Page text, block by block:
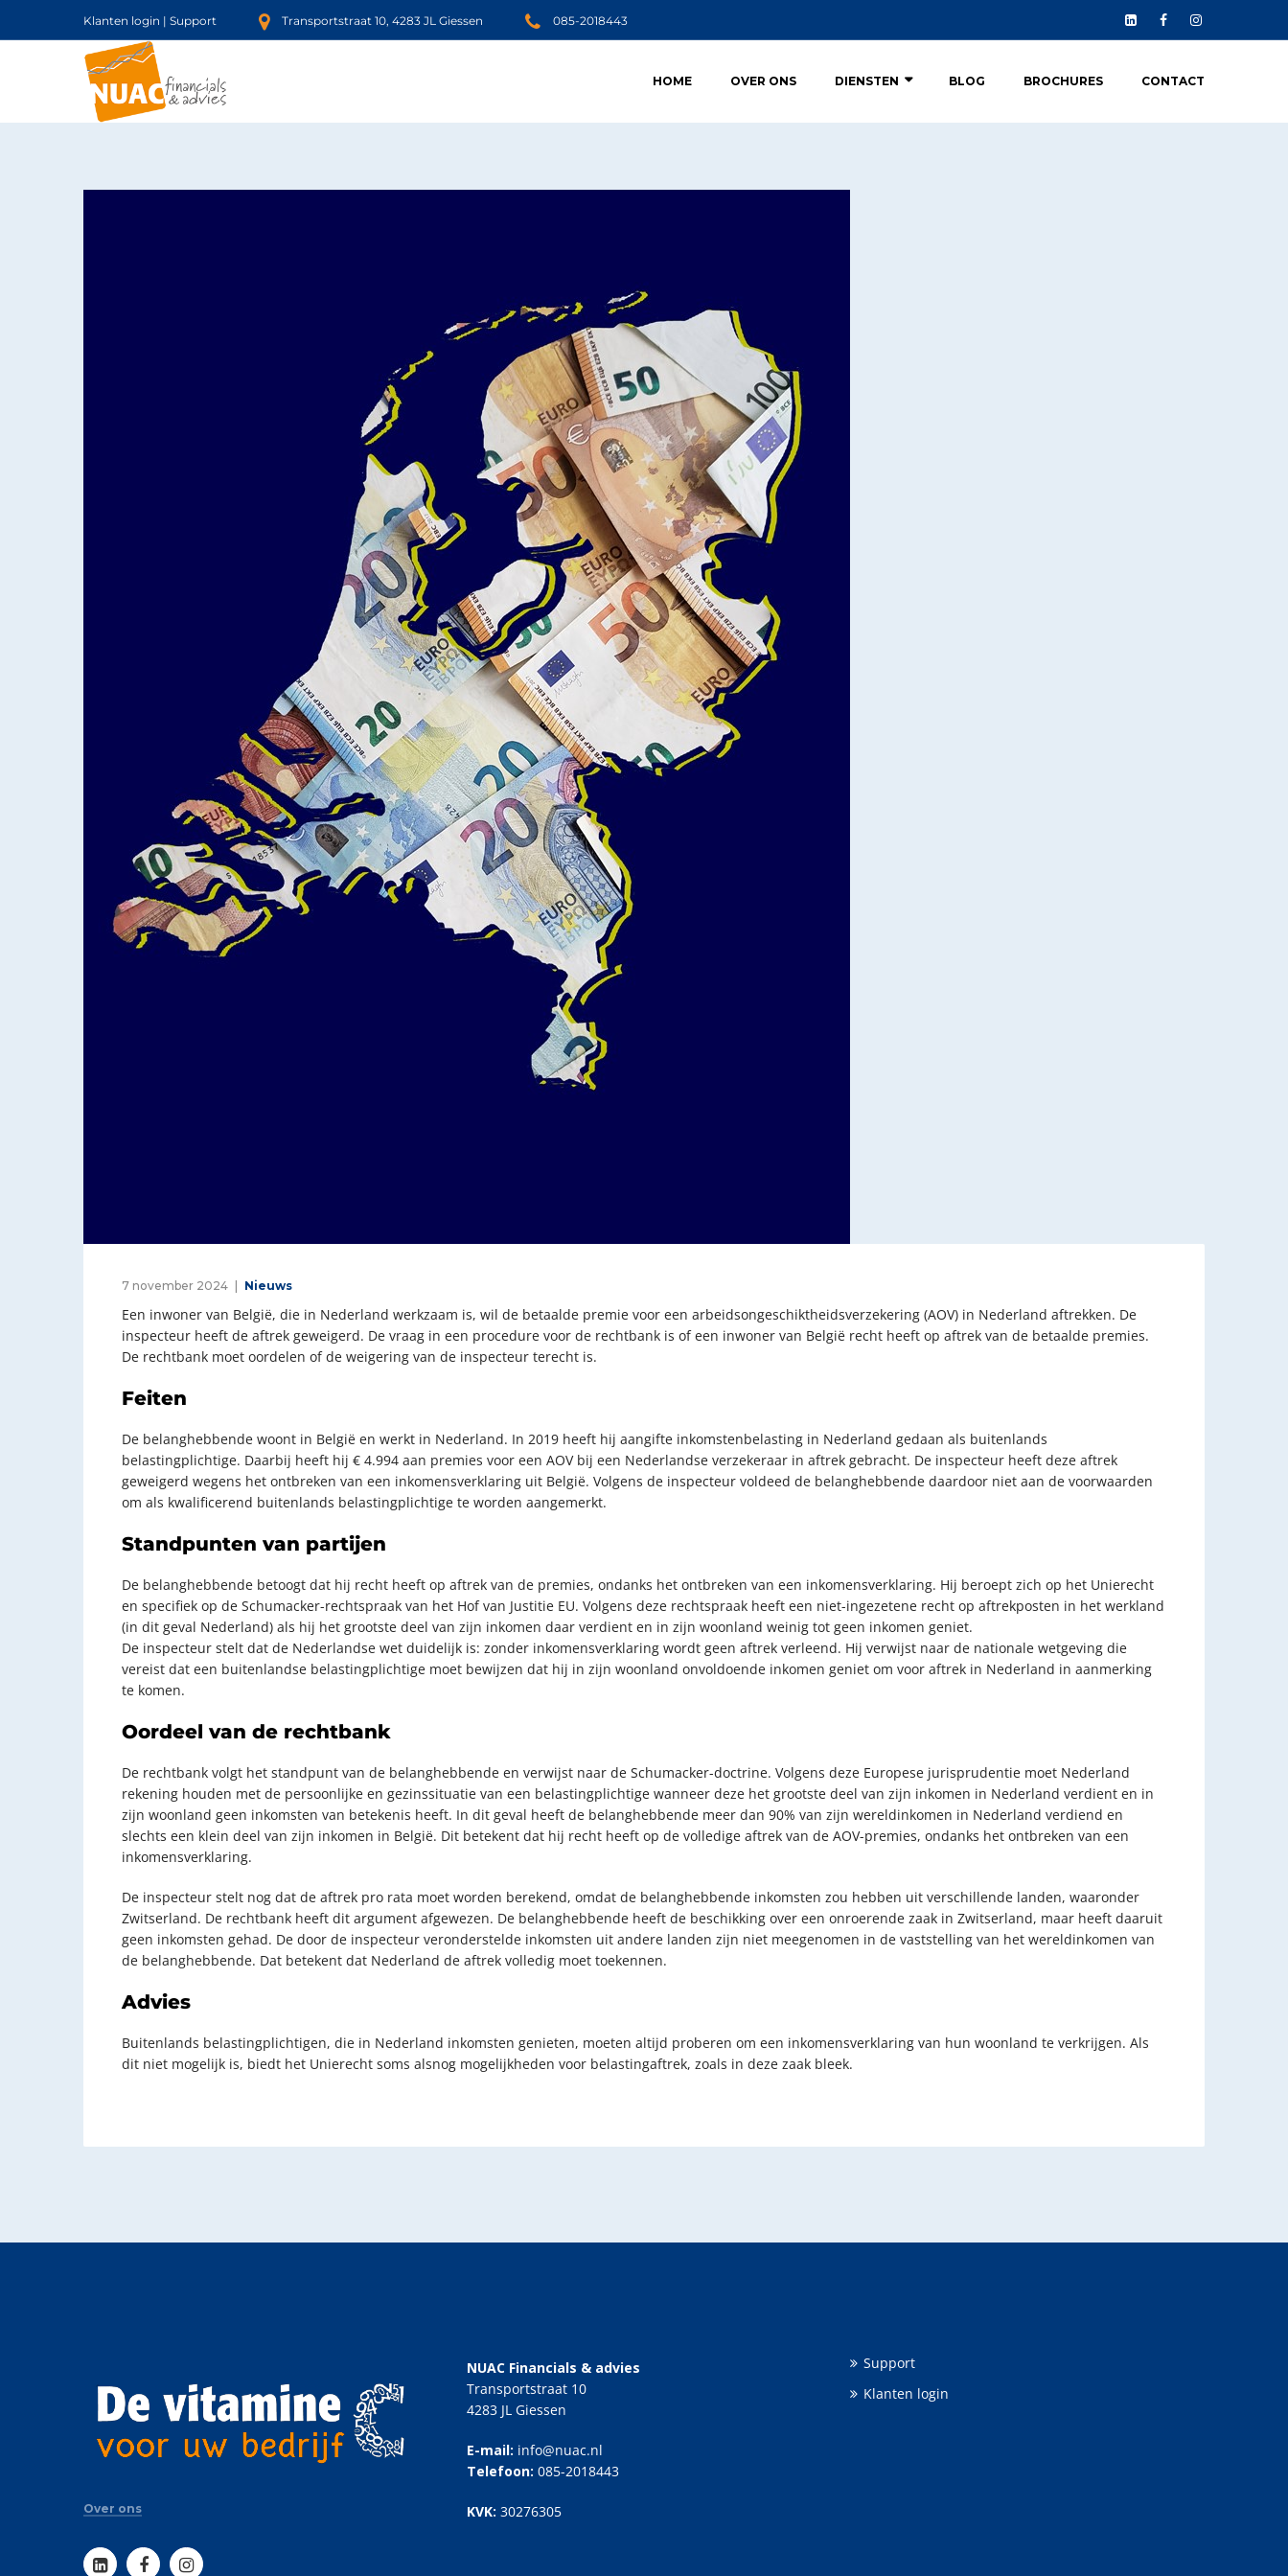
Klanten login | Support Transportstraat 10, 4283 JL Giessen 085-2018443
HOME OVER ONS DIENSTEN BLOG BROCHURES CONTACT
7 november 2024 Nieuws
Een inwoner van België, die in Nederland werkzaam is, wil de betaalde premie voor een arbeidsongeschiktheidsverzekering (AOV) in Nederland aftrekken. De
inspecteur heeft de aftrek geweigerd. De vraag in een procedure voor de rechtbank is of een inwoner van België recht heeft op aftrek van de betaalde premies.
De rechtbank moet oordelen of de weigering van de inspecteur terecht is.
Feiten
De belanghebbende woont in België en werkt in Nederland. In 2019 heeft hij aangifte inkomstenbelasting in Nederland gedaan als buitenlands
belastingplichtige. Daarbij heeft hij € 4.994 aan premies voor een AOV bij een Nederlandse verzekeraar in aftrek gebracht. De inspecteur heeft deze aftrek
geweigerd wegens het ontbreken van een inkomensverklaring uit België. Volgens de inspecteur voldeed de belanghebbende daardoor niet aan de voorwaarden
om als kwalificerend buitenlands belastingplichtige te worden aangemerkt.
Standpunten van partijen
De belanghebbende betoogt dat hij recht heeft op aftrek van de premies, ondanks het ontbreken van een inkomensverklaring. Hij beroept zich op het Unierecht
en specifiek op de Schumacker-rechtspraak van het Hof van Justitie EU. Volgens deze rechtspraak heeft een niet-ingezetene recht op aftrekposten in het werkland
(in dit geval Nederland) als hij het grootste deel van zijn inkomen daar verdient en in zijn woonland weinig tot geen inkomen geniet.
De inspecteur stelt dat de Nederlandse wet duidelijk is: zonder inkomensverklaring wordt geen aftrek verleend. Hij verwijst naar de nationale wetgeving die
vereist dat een buitenlandse belastingplichtige moet bewijzen dat hij in zijn woonland onvoldoende inkomen geniet om voor aftrek in Nederland in aanmerking
te komen.
Oordeel van de rechtbank
De rechtbank volgt het standpunt van de belanghebbende en verwijst naar de Schumacker-doctrine. Volgens deze Europese jurisprudentie moet Nederland
rekening houden met de persoonlijke en gezinssituatie van een belastingplichtige wanneer deze het grootste deel van zijn inkomen in Nederland verdient en in
zijn woonland geen inkomsten van betekenis heeft. In dit geval heeft de belanghebbende meer dan 90% van zijn wereldinkomen in Nederland verdiend en
slechts een klein deel van zijn inkomen in België. Dit betekent dat hij recht heeft op de volledige aftrek van de AOV-premies, ondanks het ontbreken van een
inkomensverklaring.
De inspecteur stelt nog dat de aftrek pro rata moet worden berekend, omdat de belanghebbende inkomsten zou hebben uit verschillende landen, waaronder
Zwitserland. De rechtbank heeft dit argument afgewezen. De belanghebbende heeft de beschikking over een onroerende zaak in Zwitserland, maar heeft daaruit
geen inkomsten gehad. De door de inspecteur veronderstelde inkomsten uit andere landen zijn niet meegenomen in de vaststelling van het wereldinkomen van
de belanghebbende. Dat betekent dat Nederland de aftrek volledig moet toekennen.
Advies
Buitenlands belastingplichtigen, die in Nederland inkomsten genieten, moeten altijd proberen om een inkomensverklaring van hun woonland te verkrijgen. Als
dit niet mogelijk is, biedt het Unierecht soms alsnog mogelijkheden voor belastingaftrek, zoals in deze zaak bleek.
Over ons
NUAC Financials & advies
Transportstraat 10
4283 JL Giessen
E-mail: info@nuac.nl
Telefoon: 085-2018443
KVK: 30276305
Support
Klanten login